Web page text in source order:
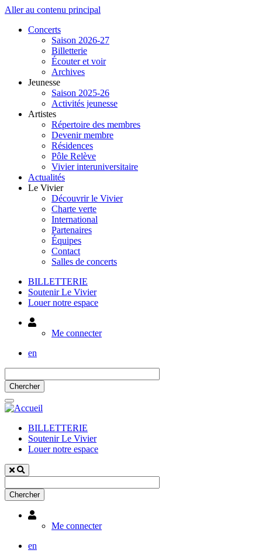
Aller au contenu principal
Concerts
Saison 2026-27
Billetterie
Écouter et voir
Archives
Jeunesse
Saison 2025-26
Activités jeunesse
Artistes
Répertoire des membres
Devenir membre
Résidences
Pôle Relève
Vivier interuniversitaire
Actualités
Le Vivier
Découvrir le Vivier
Charte verte
International
Partenaires
Équipes
Contact
Salles de concerts
BILLETTERIE
Soutenir Le Vivier
Louer notre espace
Utilisateur
Me connecter
en
BILLETTERIE
Soutenir Le Vivier
Louer notre espace
Utilisateur
Me connecter
en